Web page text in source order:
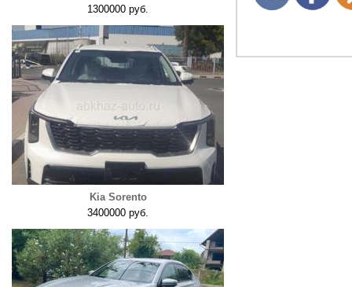
1300000 руб.
Kia Sorento
3400000 руб.